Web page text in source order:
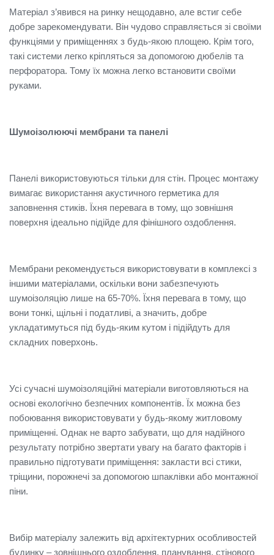
Матеріал з’явився на ринку нещодавно, але встиг себе
добре зарекомендувати. Він чудово справляється зі своїми
функціями у приміщеннях з будь-якою площею. Крім того,
такі системи легко кріпляться за допомогою дюбелів та
перфоратора. Тому їх можна легко встановити своїми
руками.
Шумоізолюючі мембрани та панелі
Панелі використовуються тільки для стін. Процес монтажу
вимагає використання акустичного герметика для
заповнення стиків. Їхня перевага в тому, що зовнішня
поверхня ідеально підійде для фінішного оздоблення.
Мембрани рекомендується використовувати в комплексі з
іншими матеріалами, оскільки вони забезпечують
шумоізоляцію лише на 65-70%. Їхня перевага в тому, що
вони тонкі, щільні і податливі, а значить, добре
укладатимуться під будь-яким кутом і підійдуть для
складних поверхонь.
Усі сучасні шумоізоляційні матеріали виготовляються на
основі екологічно безпечних компонентів. Їх можна без
побоювання використовувати у будь-якому житловому
приміщенні. Однак не варто забувати, що для надійного
результату потрібно звертати увагу на багато факторів і
правильно підготувати приміщення: закласти всі стики,
тріщини, порожнечі за допомогою шпаклівки або монтажної
піни.
Вибір матеріалу залежить від архітектурних особливостей
будинку – зовнішнього оздоблення, планування, стінового